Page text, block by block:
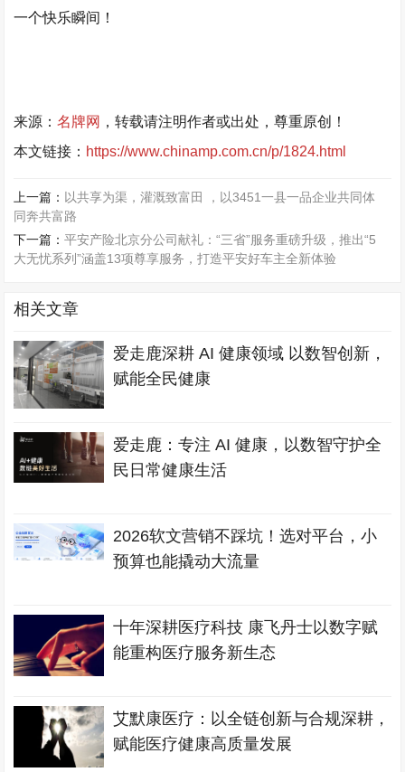
一个快乐瞬间！
来源：名牌网 ，转载请注明作者或出处，尊重原创！
本文链接： https://www.chinamp.com.cn/p/1824.html
上一篇： 以共享为渠，灌溉致富田 ，以3451一县一品企业共同体
同奔共富路
下一篇：平安产险北京分公司献礼：“三省”服务重磅升级，推出“5
大无忧系列”涵盖13项尊享服务，打造平安好车主全新体验
相关文章
爱走鹿深耕 AI 健康领域 以数智创新，
赋能全民健康
爱走鹿：专注 AI 健康，以数智守护全
民日常健康生活
2026软文营销不踩坑！选对平台，小
预算也能撬动大流量
十年深耕医疗科技 康飞丹士以数字赋
能重构医疗服务新生态
艾默康医疗：以全链创新与合规深耕，
赋能医疗健康高质量发展